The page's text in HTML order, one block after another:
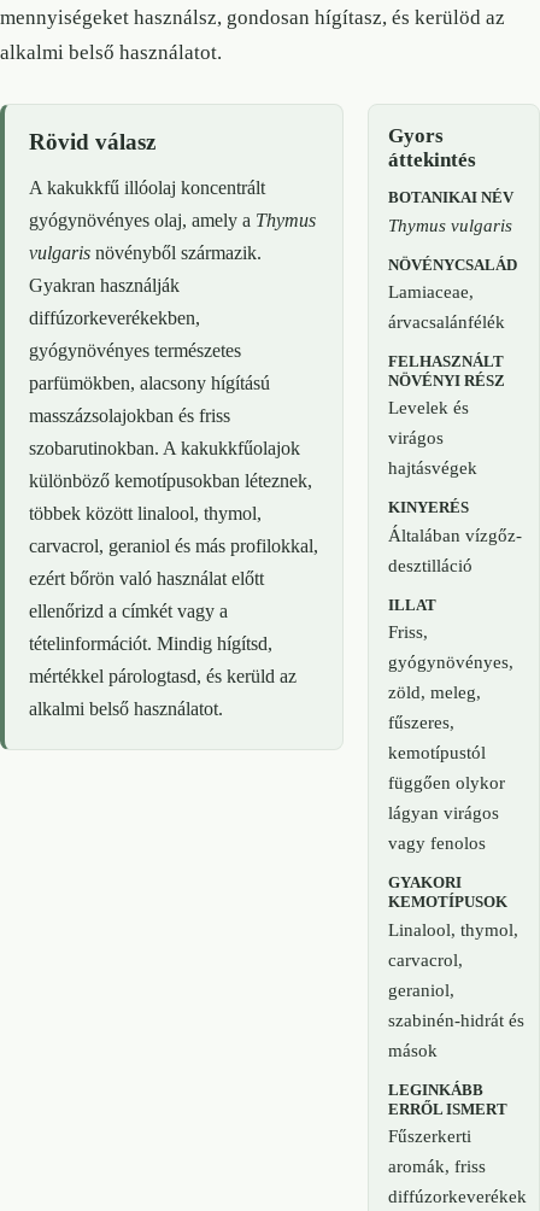
mennyiségeket használsz, gondosan hígítasz, és kerülöd az
alkalmi belső használatot.
Rövid válasz
A kakukkfű illóolaj koncentrált
gyógynövényes olaj, amely a Thymus
vulgaris növényből származik.
Gyakran használják
diffúzorkeverékekben,
gyógynövényes természetes
parfümökben, alacsony hígítású
masszázsolajokban és friss
szobarutinokban. A kakukkfűolajok
különböző kemotípusokban léteznek,
többek között linalool, thymol,
carvacrol, geraniol és más profilokkal,
ezért bőrön való használat előtt
ellenőrizd a címkét vagy a
tételinformációt. Mindig hígítsd,
mértékkel párologtasd, és kerüld az
alkalmi belső használatot.
Gyors
áttekintés
BOTANIKAI NÉV
Thymus vulgaris
NÖVÉNYCSALÁD
Lamiaceae,
árvacsalánfélék
FELHASZNÁLT
NÖVÉNYI RÉSZ
Levelek és
virágos
hajtásvégek
KINYERÉS
Általában vízgőz-
desztilláció
ILLAT
Friss,
gyógynövényes,
zöld, meleg,
fűszeres,
kemotípustól
függően olykor
lágyan virágos
vagy fenolos
GYAKORI
KEMOTÍPUSOK
Linalool, thymol,
carvacrol,
geraniol,
szabinén-hidrát és
mások
LEGINKÁBB
ERRŐL ISMERT
Fűszerkerti
aromák, friss
diffúzorkeverékek